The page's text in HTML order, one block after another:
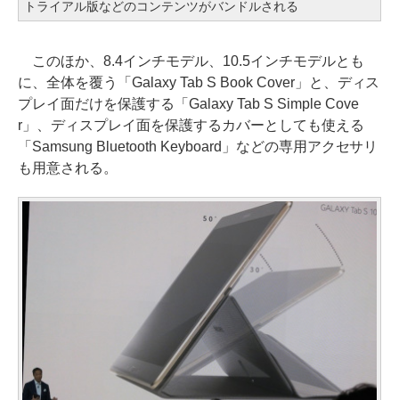
トライアル版などのコンテンツがバンドルされる
このほか、8.4インチモデル、10.5インチモデルとも
に、全体を覆う「Galaxy Tab S Book Cover」と、ディス
プレイ面だけを保護する「Galaxy Tab S Simple Cove
r」、ディスプレイ面を保護するカバーとしても使える
「Samsung Bluetooth Keyboard」などの専用アクセサリ
も用意される。